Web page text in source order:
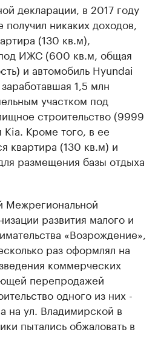
декларации, в 2017 году
никаких доходов,
(130 кв.м),
ИЖС (600 кв.м, общая
и автомобиль Hyundai
1,5 млн
участком под
строительство (9999
Кроме того, в ее
квартира (130 кв.м) и
размещения базы отдыха
Межрегиональной
развития малого и
«Возрождение»,
раз оформлял на
коммерческих
перепродажей
одного из них -
на ул. Владимирской в
пытались обжаловать в